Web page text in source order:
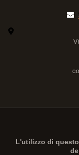
L'utilizzo di